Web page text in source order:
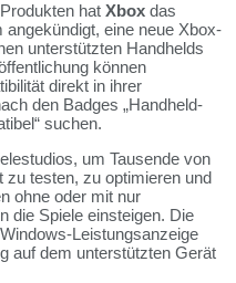
hat Xbox das
eine neue Xbox-
unterstützten Handhelds
können
direkt in ihrer
den Badges „Handheld-
suchen.
um Tausende von
zu testen, zu optimieren und
ohne oder mit nur
die Spiele einsteigen. Die
Leistungsanzeige
auf dem unterstützten Gerät